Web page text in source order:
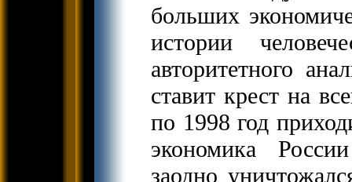
больших
истории
авторитетного
ставит крест на
по 1998 год
экономика
заодно